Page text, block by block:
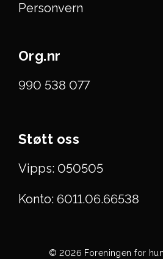
Personvern
Org.nr
990 538 077
Støtt oss
Vipps: 050505
Konto: 6011.06.66538
© 2026 Foreningen for